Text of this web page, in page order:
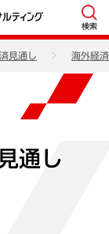
検索
見通し 海外経
通し